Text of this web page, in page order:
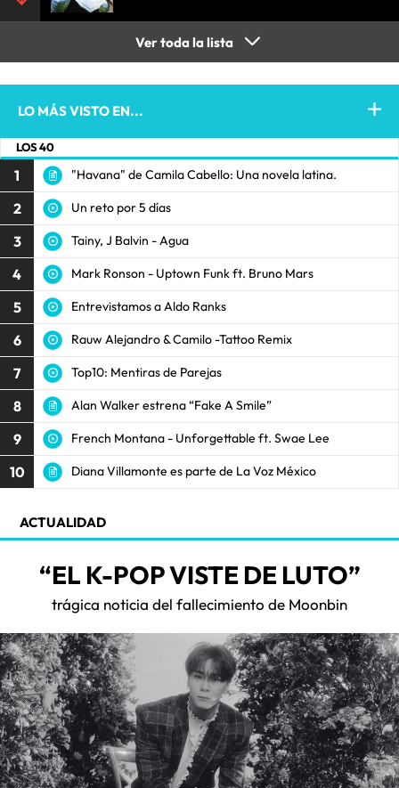
Ver toda la lista
LO MÁS VISTO EN...
LOS 40
1 "Havana" de Camila Cabello: Una novela latina.
2 Un reto por 5 días
3 Tainy, J Balvin - Agua
4 Mark Ronson - Uptown Funk ft. Bruno Mars
5 Entrevistamos a Aldo Ranks
6 Rauw Alejandro & Camilo -Tattoo Remix
7 Top10: Mentiras de Parejas
8 Alan Walker estrena “Fake A Smile”
9 French Montana - Unforgettable ft. Swae Lee
10 Diana Villamonte es parte de La Voz México
ACTUALIDAD
“EL K-POP VISTE DE LUTO”
trágica noticia del fallecimiento de Moonbin